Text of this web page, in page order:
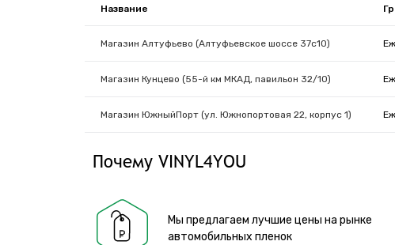
Название
Магазин Алтуфьево (Алтуфьевское шоссе 37с10)
Магазин Кунцево (55-й км МКАД, павильон 32/10)
Магазин ЮжныйПорт (ул. Южнопортовая 22, корпус 1)
Почему VINYL4YOU
Мы предлагаем лучшие цены на рынке
автомобильных пленок